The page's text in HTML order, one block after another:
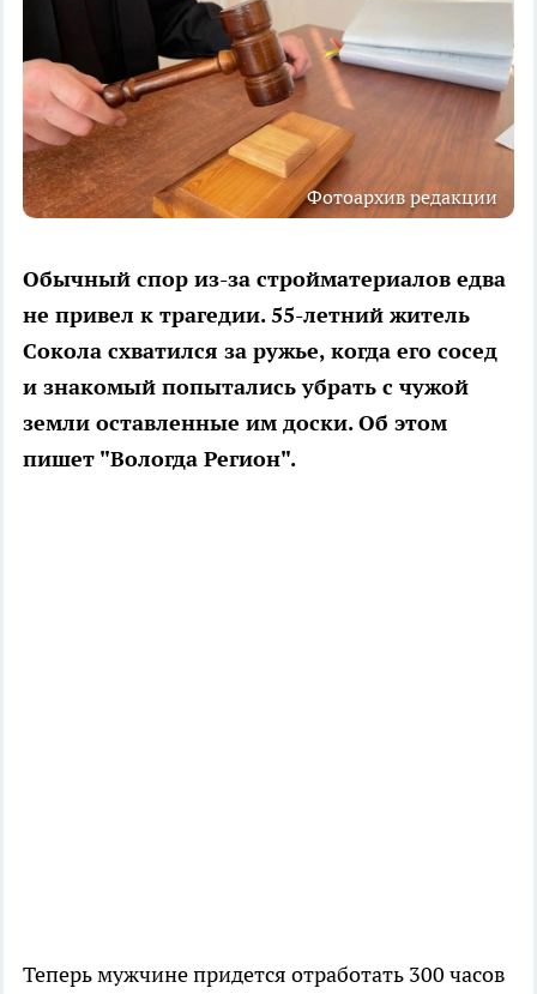
Фотоархив редакции
Обычный спор из-за стройматериалов едва
не привел к трагедии. 55-летний житель
Сокола схватился за ружье, когда его сосед
и знакомый попытались убрать с чужой
земли оставленные им доски. Об этом
пишет "Вологда Регион".
Теперь мужчине придется отработать 300 часов